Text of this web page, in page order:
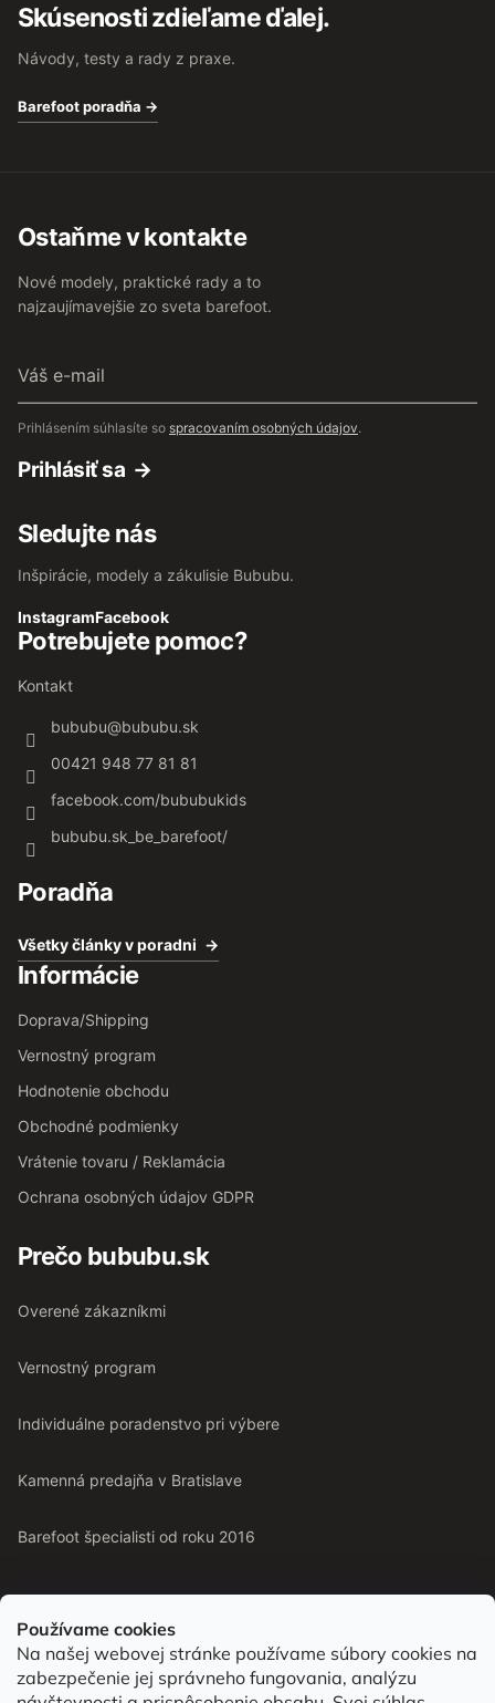
Používame cookies
Na našej webovej stránke používame súbory cookies na
zabezpečenie jej správneho fungovania, analýzu
Skúsenosti zdieľame ďalej.
Návody, testy a rady z praxe.
Barefoot poradňa →
Ostaňme v kontakte
Nové modely, praktické rady a to
najzaujímavejšie zo sveta barefoot.
e-
mail
Prihlásením súhlasíte so spracovaním osobných údajov.
Prihlásiť sa
Sledujte nás
Inšpirácie, modely a zákulisie Bububu.
InstagramFacebook
Potrebujete pomoc?
Kontakt
bububu@bububu.sk
00421 948 77 81 81
facebook.com/bububukids
bububu.sk_be_barefoot/
Poradňa
Všetky články v poradni
Informácie
Doprava/Shipping
Vernostný program
Hodnotenie obchodu
Obchodné podmienky
Vrátenie tovaru / Reklamácia
Ochrana osobných údajov GDPR
Prečo bububu.sk
Overené zákazníkmi
Vernostný program
Individuálne poradenstvo pri výbere
Kamenná predajňa v Bratislave
Barefoot špecialisti od roku 2016
Od roku 2016 pomáhame vyberať barefoot topánky podľa
chodidla. Nájdete nás aj v predajni v Bratislave.